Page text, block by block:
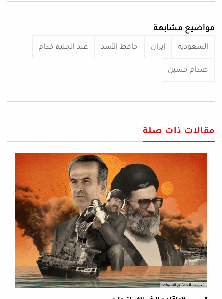
مواضيع مشابهة
السعودية إيران حافظ الأسد عبد الحليم خدام
صدام حسين
مقالات ذات صلة
"حرب الناقلات" في الثمانينات